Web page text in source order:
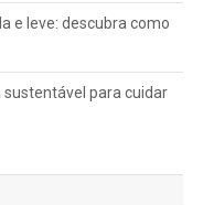
e leve: descubra como
para cuidar